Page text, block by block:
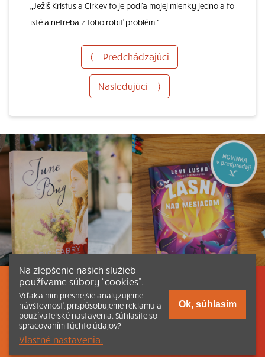
„Ježiš Kristus a Cirkev to je podľa mojej mienky jedno a to
isté a netreba z toho robiť problém.“
⟨ Predchádzajúci
Nasledujúci ⟩
Listovať Obsah Dokumenty a články
Kontakt Tlačená verzia Katechizmu
© 2026 katechizmus.sk |
funguje aj vďaka kresťanskému kníhkupectvu
Na zlepšenie našich služieb
používame súbory “cookies”.
Vďaka nim presnejšie analyzujeme
návštevnosť, prispôsobujeme reklamu a
používateľské nastavenia. Súhlasíte so
spracovaním týchto údajov?
Vlastné nastavenia.
Ok, súhlasím